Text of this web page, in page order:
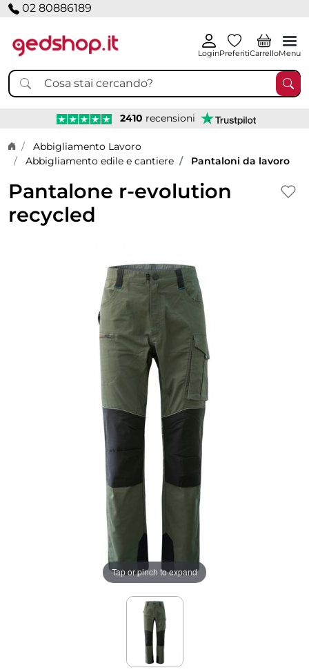
02 80886189
LoginPreferitiCarrelloMenu
2410 recensioni
Home page
Abbigliamento Lavoro
Abbigliamento edile e cantiere
Pantaloni da lavoro
Pantalone r-evolution
recycled
Tap or pinch to expand